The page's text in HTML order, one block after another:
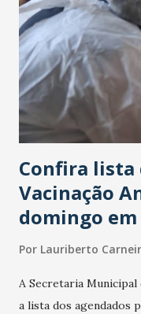
milhares de famílias. -
Tenho procurado ser
Sempre disse que se
e jamais pela omissão
esperem algo diferente
(foto).
Confira lista
Vacinação
domingo
Por Lauriberto
A Secretaria Municipal
a lista dos agendados